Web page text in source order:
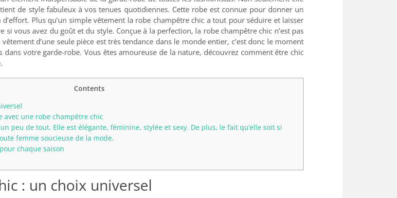
de style fabuleux à vos tenues quotidiennes. Cette robe est connue pour donner un
Plus qu’un simple vêtement la robe champêtre chic a tout pour séduire et laisser
vous avez du goût et du style. Conçue à la perfection, la robe champêtre chic n’est pas
d’une seule pièce est très tendance dans le monde entier, c’est donc le moment
votre garde-robe. Vous êtes amoureuse de la nature, découvrez comment être chic
Contents
avec une robe champêtre chic
peu de tout. Elle est élégante, féminine, stylée et sexy. De plus, le fait qu’elle soit si
femme soucieuse de la mode.
chaque saison
: un choix universel